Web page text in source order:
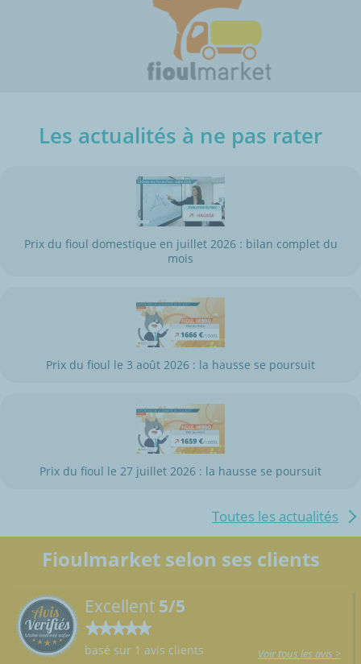
Les actualités à ne pas rater
Prix du fioul domestique en juillet 2026 : bilan complet du
mois
Prix du fioul le 3 août 2026 : la hausse se poursuit
Prix du fioul le 27 juillet 2026 : la hausse se poursuit
Toutes les actualités
Fioulmarket selon ses clients
Excellent 5/5
basé sur 1 avis clients Voir tous les avis >